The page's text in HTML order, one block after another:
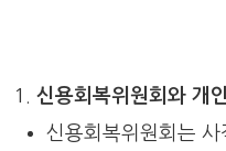
신용회복위원회와 개
신용회복위원회는